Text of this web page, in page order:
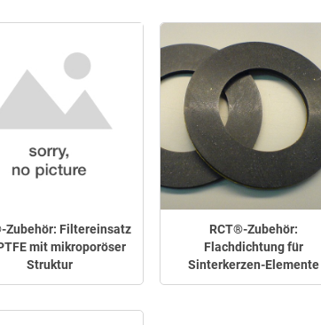
Zubehör: Filtereinsatz
mit mikroporöser
Struktur
RCT®-Zubehör:
Flachdichtung für
Sinterkerzen-Elemente